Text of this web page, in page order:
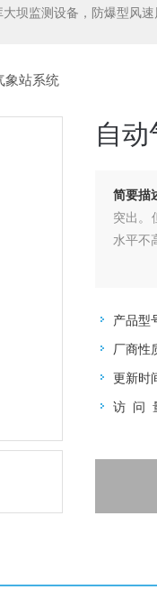
坝监测设备，防爆型风
象站系统
自
简要描
突出。
水平不
产品型
厂商性
更新时
访 问